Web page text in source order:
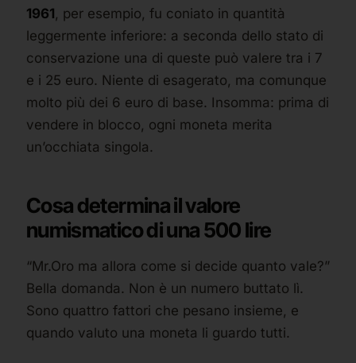
1961, per esempio, fu coniato in quantità
leggermente inferiore: a seconda dello stato di
conservazione una di queste può valere tra i 7
e i 25 euro. Niente di esagerato, ma comunque
molto più dei 6 euro di base. Insomma: prima di
vendere in blocco, ogni moneta merita
un’occhiata singola.
Cosa determina il valore
numismatico di una 500 lire
“Mr.Oro ma allora come si decide quanto vale?”
Bella domanda. Non è un numero buttato lì.
Sono quattro fattori che pesano insieme, e
quando valuto una moneta li guardo tutti.